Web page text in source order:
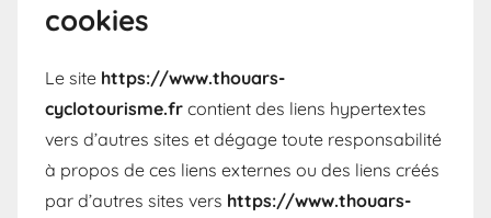
cookies
Le site https://www.thouars-
cyclotourisme.fr contient des liens hypertextes
vers d’autres sites et dégage toute responsabilité
à propos de ces liens externes ou des liens créés
par d’autres sites vers https://www.thouars-